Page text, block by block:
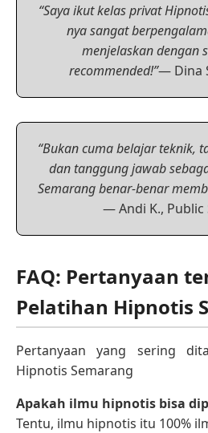
“Saya ikut kelas privat
nya sangat
menjelaskan dengan
recommended!”— Dina
“Bukan cuma belajar teknik,
dan tanggung jawab
Semarang benar-benar
— Andi K., Public
FAQ: Pertanyaan
Pelatihan Hipnotis
Pertanyaan yang sering
Hipnotis Semarang
Apakah ilmu hipnotis bisa
Tentu, ilmu hipnotis itu 100%